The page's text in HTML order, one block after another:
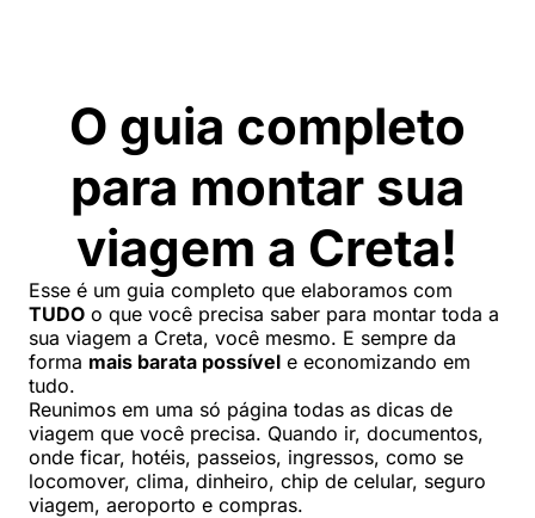
O guia completo
para montar sua
viagem a Creta!
Esse é um guia completo que elaboramos com
TUDO o que você precisa saber para montar toda a
sua viagem a Creta, você mesmo. E sempre da
forma mais barata possível e economizando em
tudo.
Reunimos em uma só página todas as dicas de
viagem que você precisa. Quando ir, documentos,
onde ficar, hotéis, passeios, ingressos, como se
locomover, clima, dinheiro, chip de celular, seguro
viagem, aeroporto e compras.